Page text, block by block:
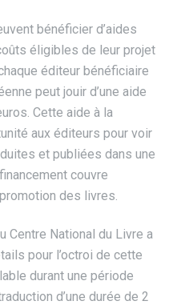
bénéficier d’aides
éligibles de leur projet
éditeur bénéficiaire
peut jouir d’une aide
Cette aide à la
aux éditeurs pour voir
et publiées dans une
couvre
des livres.
Centre National du Livre a
pour l’octroi de cette
durant une période
d’une durée de 2